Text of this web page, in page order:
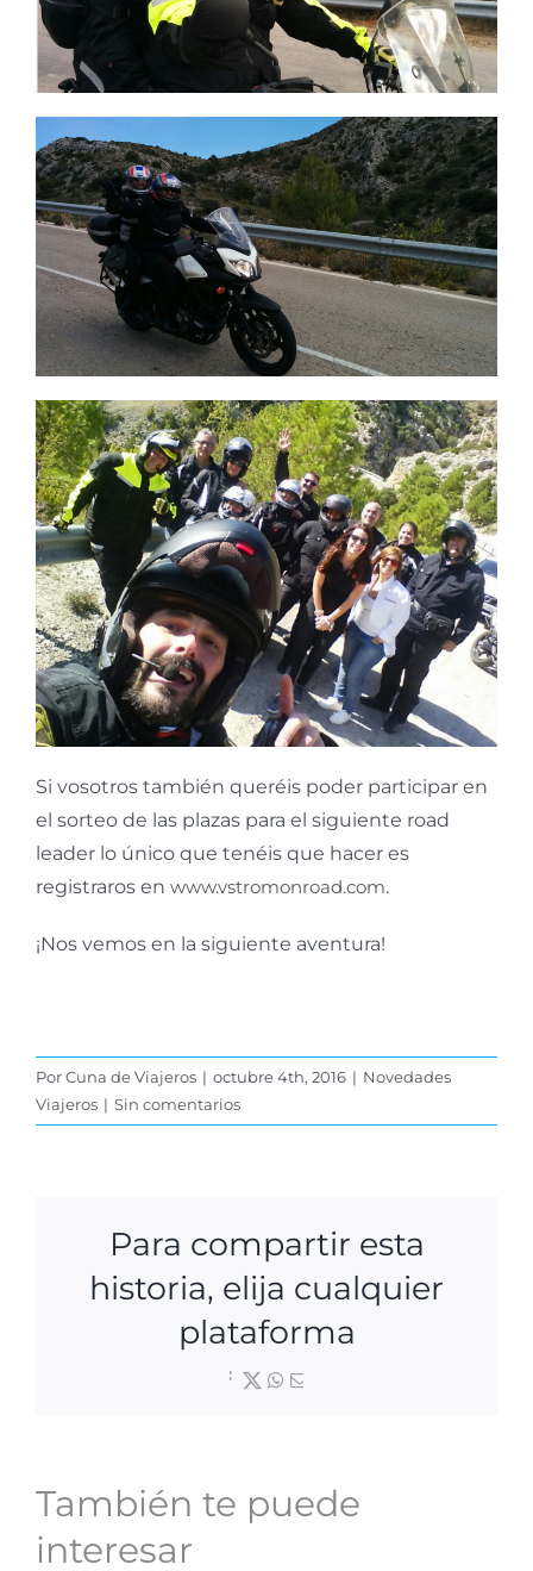
Si vosotros también queréis poder participar en
el sorteo de las plazas para el siguiente road
leader lo único que tenéis que hacer es
registraros en www.vstromonroad.com.
¡Nos vemos en la siguiente aventura!
PorCuna de Viajeros | octubre 4th, 2016 | Novedades
Viajeros | Sin comentarios
Para compartir esta
historia, elija cualquier
plataforma
Facebook
X WhatsApp
También te puede
interesar